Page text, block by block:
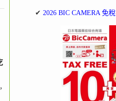
✔ 2026 BIC CAMERA 免